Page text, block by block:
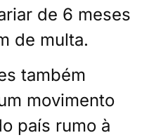
de 6 meses
de multa.
também
movimento
país rumo à